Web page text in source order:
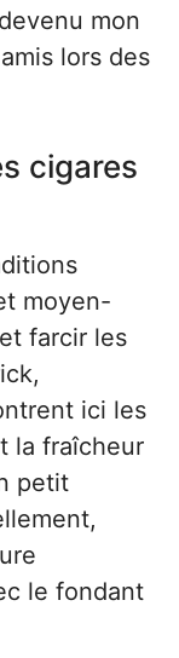
mon
lors des
cigares
moyen-
farcir les
ici les
la fraîcheur
petit
le fondant